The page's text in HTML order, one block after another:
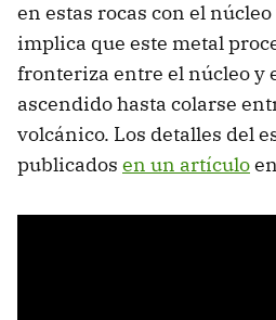
en estas rocas con el
implica que este metal
fronteriza entre el núcleo y
ascendido hasta colarse
volcánico. Los detalles del
publicados en un artículo